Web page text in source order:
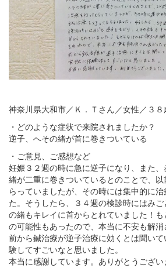
神奈川県大和市／Ｋ．Ｔさん／女性／３８
・どのような症状で来院されましたか？
逆子、へその緒が首に巻きついている
・ご意見、ご感想など
妊娠３２週の時に急に逆子になり、また
緒が二重に巻きついているとのことで、
らっていましたが、その時には集中的に
た。そうしたら、３４週の検診時にはみ
の緒もキレイに首からとれていました！
の可能性もあったので、本当に不安も解消
前から鍼治療が逆子治療に効くとは聞い
験してすごいなと思いました。
本当に感謝しています。ありがとうござい